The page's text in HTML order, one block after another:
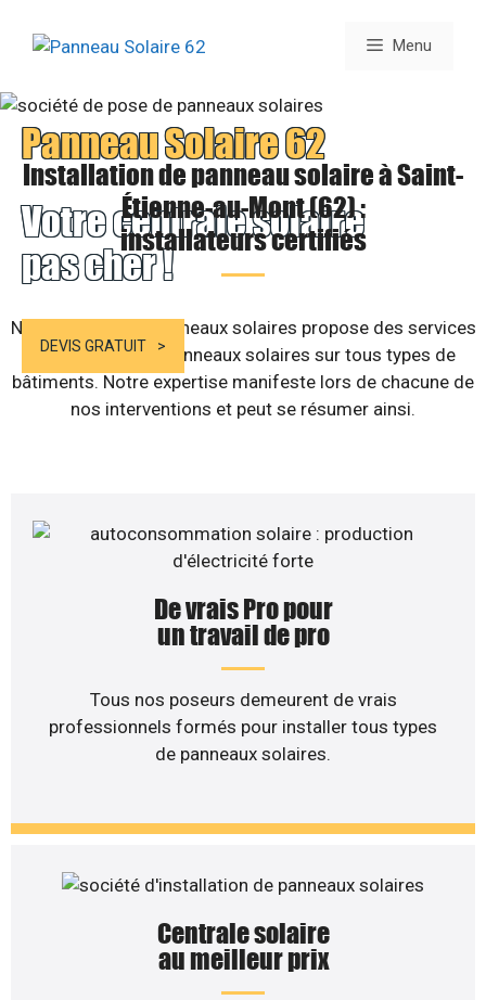
Menu
Panneau Solaire 62
Votre centrale solaire
pas cher !
DEVIS GRATUIT
Installation de panneau solaire à Saint-
Étienne-au-Mont (62) :
installateurs certifiés
Notre société de panneaux solaires propose des services
d’installation de panneaux solaires sur tous types de
bâtiments. Notre expertise manifeste lors de chacune de
nos interventions et peut se résumer ainsi.
De vrais Pro pour
un travail de pro
Tous nos poseurs demeurent de vrais
professionnels formés pour installer tous types
de panneaux solaires.
Centrale solaire
au meilleur prix